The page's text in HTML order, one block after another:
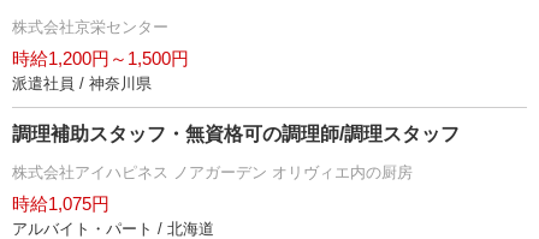
株式会社京栄センター
時給1,200円～1,500円
派遣社員 / 神奈川県
調理補助スタッフ・無資格可の調理師/調理スタッフ
株式会社アイハピネス ノアガーデン オリヴィエ内の厨房
時給1,075円
アルバイト・パート / 北海道